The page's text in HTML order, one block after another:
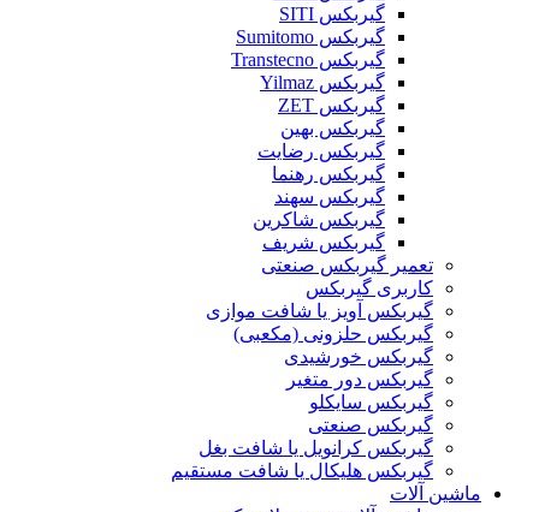
گیربکس SITI
گیربکس Sumitomo
گیربکس Transtecno
گیربکس Yilmaz
گیربکس ZET
گیربکس بهین
گیربکس رضایت
گیربکس رهنما
گیربکس سهند
گیربکس شاکرین
گیربکس شریف
تعمیر گیربکس صنعتی
کاربری گیربکس
گیربکس آویز یا شافت موازی
گیربکس حلزونی (مکعبی)
گیربکس خورشیدی
گیربکس دور متغیر
گیربکس سایکلو
گیربکس صنعتی
گیربکس کرانویل یا شافت بغل
گیربکس هلیکال یا شافت مستقیم
ماشین آلات